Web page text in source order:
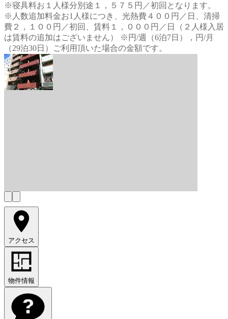
※寝具料お１人様分別途１，５７５円／初回となります。
※人数追加料金お1人様につき、光熱費４００円／日、清掃
費２，１００円／初回、賃料１，０００円／日（２人様入居
は賃料の追加はございません） ※円/週（6泊7日），円/月
（29泊30日）ご利用頂いた場合の金額です。
アクセス
物件情報